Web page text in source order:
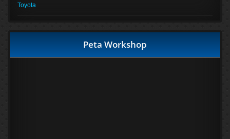
Toyota
Peta Workshop